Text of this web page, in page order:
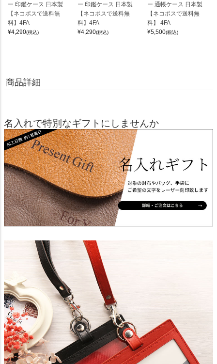
ー 印鑑ケース 日本製
【ネコポスで送料無
料】4FA
¥4,290(税込)
ー 印鑑ケース 日本製
【ネコポスで送料無
料】4FA
¥4,290(税込)
ー 通帳ケース 日本製
【ネコポスで送料無
料】 4FA
¥5,500(税込)
商品詳細
名入れで特別なギフトにしませんか